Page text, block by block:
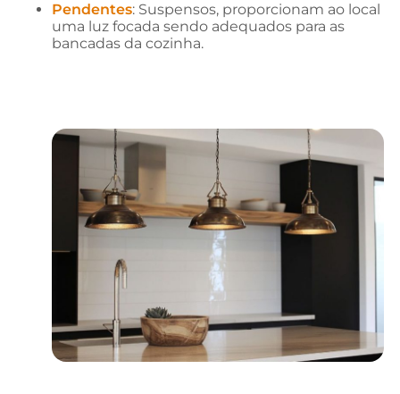
Pendentes: Suspensos, proporcionam ao local
uma luz focada sendo adequados para as
bancadas da cozinha.